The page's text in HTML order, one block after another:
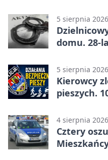
5 sierpnia 2026
domu. 28-
5 sierpnia 2026
Kierowcy
pieszych.
4 sierpnia 2026
Cztery